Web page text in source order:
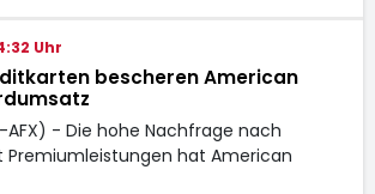
Uhr
bescheren American
AFX) - Die hohe Nachfrage nach
Premiumleistungen hat American